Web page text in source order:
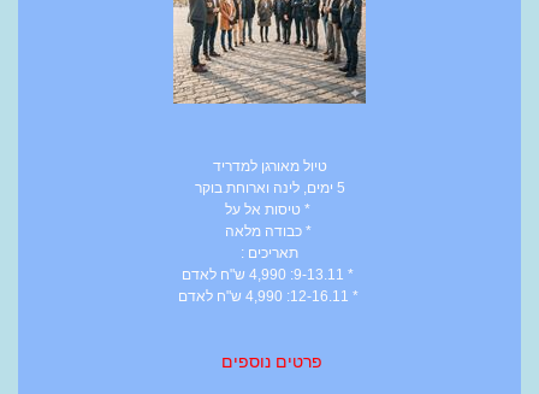
טיול מאורגן למדריד
5 ימים, לינה וארוחת בוקר
* טיסות אל על
* כבודה מלאה
תאריכים :
* 9-13.11: 4,990 ש"ח לאדם
* 12-16.11: 4,990 ש"ח לאדם
פרטים נוספים